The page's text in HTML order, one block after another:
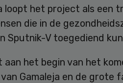
loopt het project als een
die in de
Sputnik-V toegediend
het begin van het
Gamaleja en de grote